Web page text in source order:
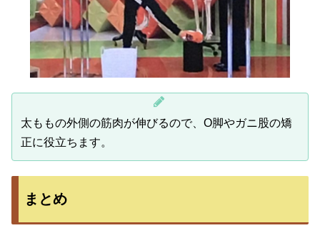
太ももの外側の筋肉が伸びるので、O脚やガニ股の矯
正に役立ちます。
まとめ